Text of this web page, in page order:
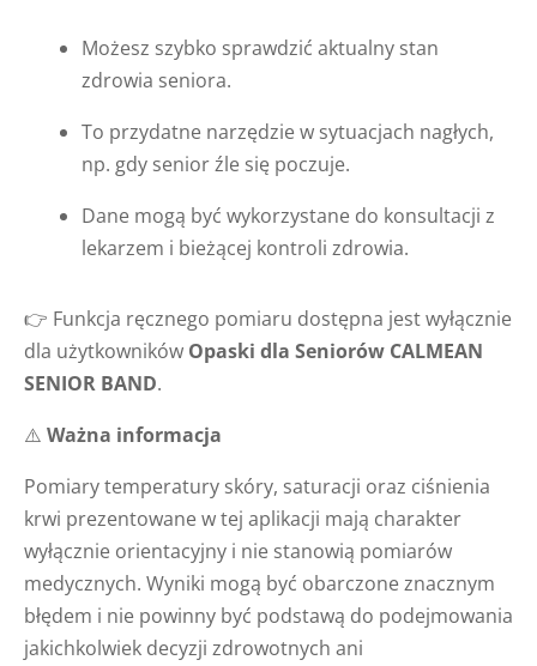
Możesz szybko sprawdzić aktualny stan
zdrowia seniora.
To przydatne narzędzie w sytuacjach nagłych,
np. gdy senior źle się poczuje.
Dane mogą być wykorzystane do konsultacji z
lekarzem i bieżącej kontroli zdrowia.
👉 Funkcja ręcznego pomiaru dostępna jest wyłącznie
dla użytkowników Opaski dla Seniorów CALMEAN
SENIOR BAND.
⚠️ Ważna informacja
Pomiary temperatury skóry, saturacji oraz ciśnienia
krwi prezentowane w tej aplikacji mają charakter
wyłącznie orientacyjny i nie stanowią pomiarów
medycznych. Wyniki mogą być obarczone znacznym
błędem i nie powinny być podstawą do podejmowania
jakichkolwiek decyzji zdrowotnych ani